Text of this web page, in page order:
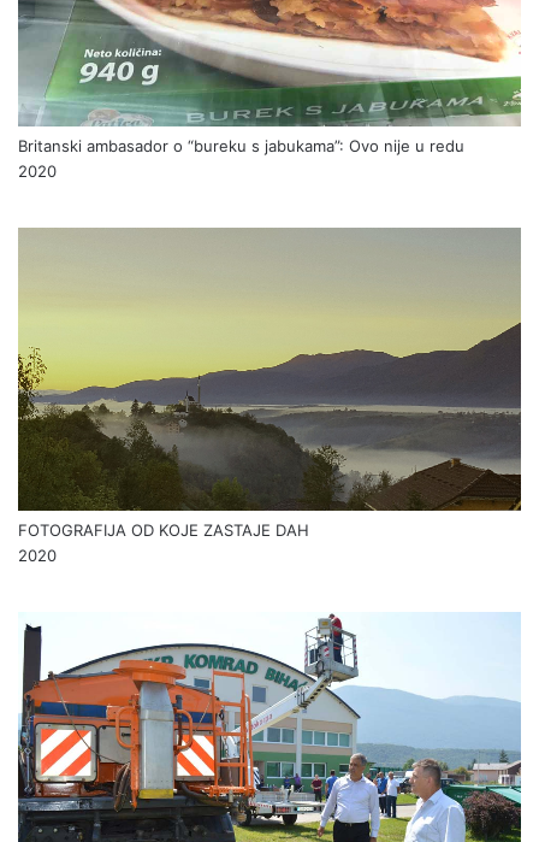
Britanski ambasador o “bureku s jabukama”: Ovo nije u redu
2020
FOTOGRAFIJA OD KOJE ZASTAJE DAH
2020